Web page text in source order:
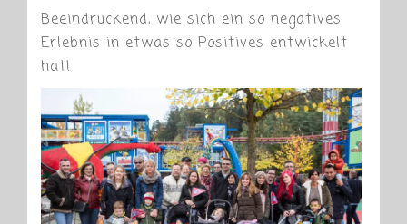
Beeindruckend, wie sich ein so negatives
Erlebnis in etwas so Positives entwickelt
hat!